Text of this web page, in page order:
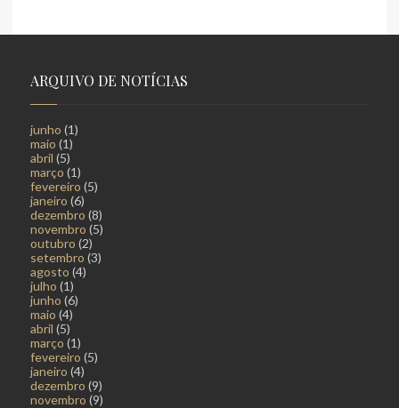
ARQUIVO DE NOTÍCIAS
junho (1)
maio (1)
abril (5)
março (1)
fevereiro (5)
janeiro (6)
dezembro (8)
novembro (5)
outubro (2)
setembro (3)
agosto (4)
julho (1)
junho (6)
maio (4)
abril (5)
março (1)
fevereiro (5)
janeiro (4)
dezembro (9)
novembro (9)